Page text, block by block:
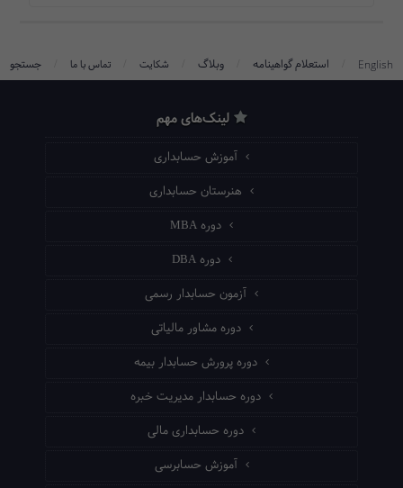
English استعلام گواهینامه وبلاگ شکایت تماس با ما جستجو
لینک‌های مهم
آموزش حسابداری
هنرستان حسابداری
دوره MBA
دوره DBA
آزمون حسابدار رسمی
دوره مشاور مالیاتی
دوره پرورش حسابدار بیمه
دوره حسابدار مدیریت خبره
دوره حسابداری مالی
آموزش حسابرسی